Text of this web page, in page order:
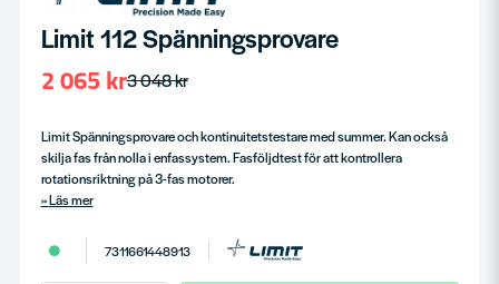
Limit 112 Spänningsprovare
3 048 kr
2 065 kr
Limit Spänningsprovare och kontinuitetstestare med summer. Kan också
skilja fas från nolla i enfassystem. Fasföljdtest för att kontrollera
rotationsriktning på 3-fas motorer.
Läs mer
7311661448913